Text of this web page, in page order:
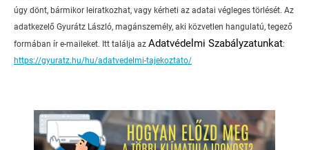
úgy dönt, bármikor leiratkozhat, vagy kérheti az adatai végleges törlését. Az
adatkezelő Gyurátz László, magánszemély, aki közvetlen hangulatú, tegező
formában ír e-maileket. Itt találja az Adatvédelmi Szabályzatunkat:
https://gyuratz.hu/hu/adatvedelmi-tajekoztato/